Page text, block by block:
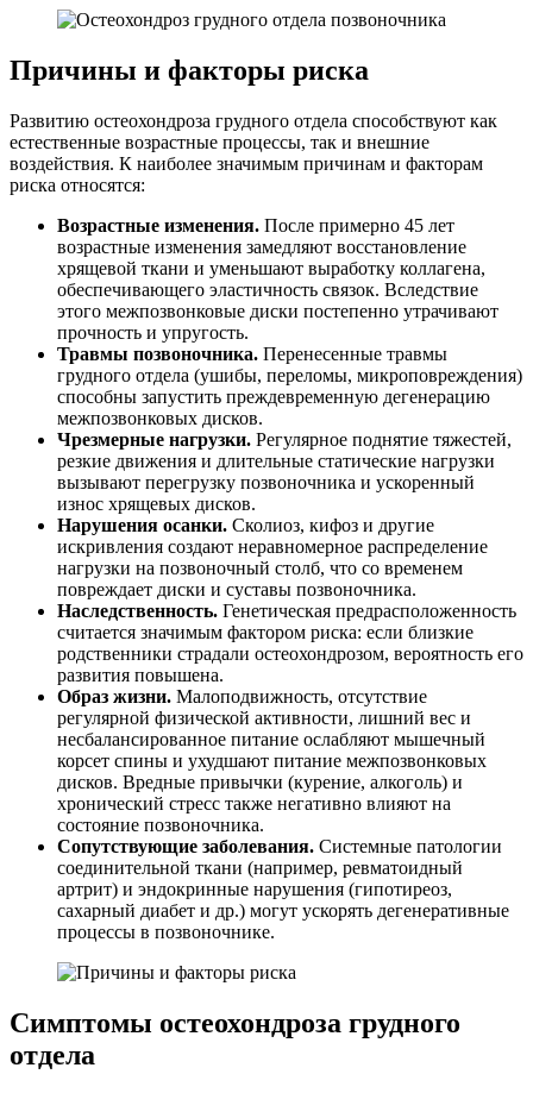
Причины и факторы риска
Развитию остеохондроза грудного отдела способствуют как
естественные возрастные процессы, так и внешние
воздействия. К наиболее значимым причинам и факторам
риска относятся:
Возрастные изменения. После примерно 45 лет
возрастные изменения замедляют восстановление
хрящевой ткани и уменьшают выработку коллагена,
обеспечивающего эластичность связок. Вследствие
этого межпозвонковые диски постепенно утрачивают
прочность и упругость.
Травмы позвоночника. Перенесенные травмы
грудного отдела (ушибы, переломы, микроповреждения)
способны запустить преждевременную дегенерацию
межпозвонковых дисков.
Чрезмерные нагрузки. Регулярное поднятие тяжестей,
резкие движения и длительные статические нагрузки
вызывают перегрузку позвоночника и ускоренный
износ хрящевых дисков.
Нарушения осанки. Сколиоз, кифоз и другие
искривления создают неравномерное распределение
нагрузки на позвоночный столб, что со временем
повреждает диски и суставы позвоночника.
Наследственность. Генетическая предрасположенность
считается значимым фактором риска: если близкие
родственники страдали остеохондрозом, вероятность его
развития повышена.
Образ жизни. Малоподвижность, отсутствие
регулярной физической активности, лишний вес и
несбалансированное питание ослабляют мышечный
корсет спины и ухудшают питание межпозвонковых
дисков. Вредные привычки (курение, алкоголь) и
хронический стресс также негативно влияют на
состояние позвоночника.
Сопутствующие заболевания. Системные патологии
соединительной ткани (например, ревматоидный
артрит) и эндокринные нарушения (гипотиреоз,
сахарный диабет и др.) могут ускорять дегенеративные
процессы в позвоночнике.
Симптомы остеохондроза грудного
отдела